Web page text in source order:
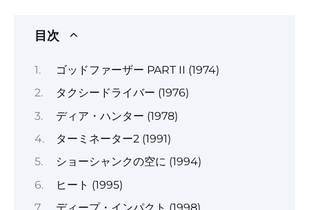
目次
ゴッドファーザー PART II (1974)
タクシードライバー (1976)
ディア・ハンター (1978)
ターミネーター2 (1991)
ショーシャンクの空に (1994)
ヒート (1995)